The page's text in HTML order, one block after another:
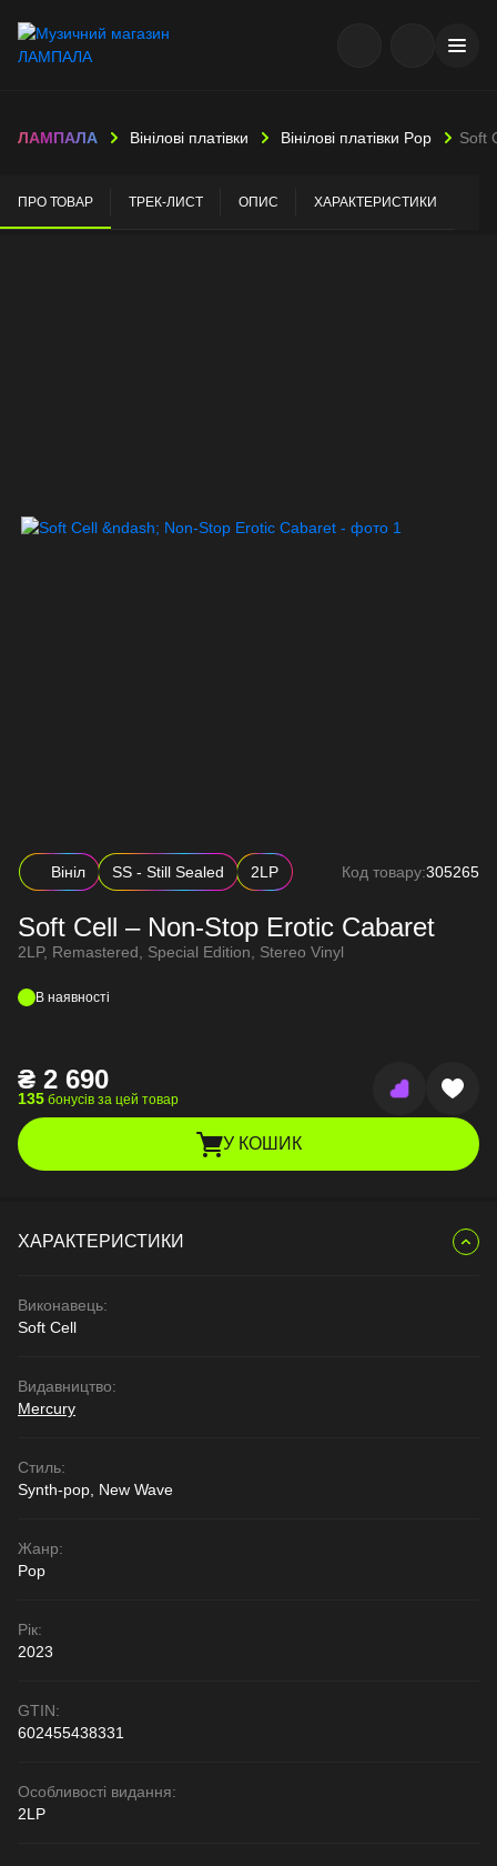
ЛАМПАЛА Вінілові платівки Вінілові платівки Pop Soft
ПРО ТОВАР ТРЕК-ЛИСТ ОПИС ХАРАКТЕРИСТИКИ
Вініл SS - Still Sealed 2LP Код товару:305265
Soft Cell – Non-Stop Erotic Cabaret
2LP, Remastered, Special Edition, Stereo Vinyl
В наявності
₴ 2 690
135 бонусів за цей товар
У КОШИК
ХАРАКТЕРИСТИКИ
Виконавець:
Soft Cell
Видавництво:
Mercury
Стиль:
Synth-pop, New Wave
Жанр:
Pop
Рік:
2023
GTIN:
602455438331
Особливості видання:
2LP